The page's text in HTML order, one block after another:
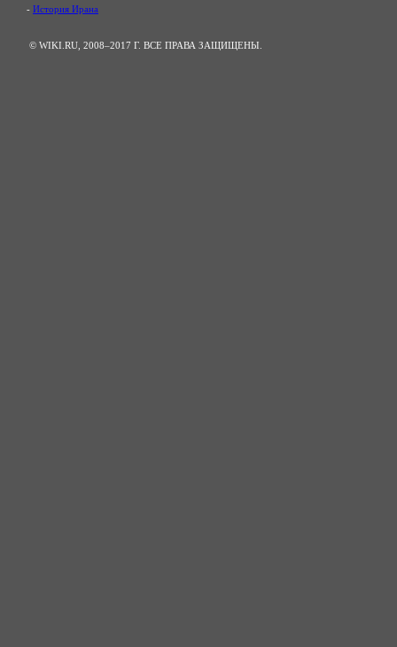
- История Ирана
© WIKI.RU, 2008–2017 Г. ВСЕ ПРАВА ЗАЩИЩЕНЫ.